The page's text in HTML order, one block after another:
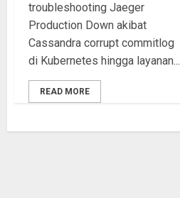
troubleshooting Jaeger
Production Down akibat
Cassandra corrupt commitlog
di Kubernetes hingga layanan...
READ MORE